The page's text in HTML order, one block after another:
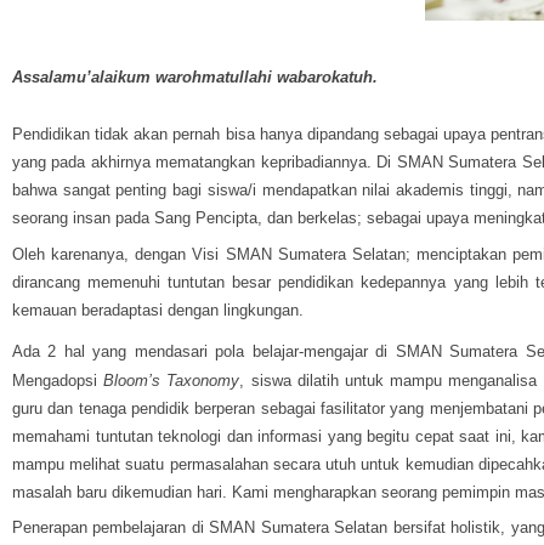
Assalamu’alaikum warohmatullahi wabarokatuh.
Pendidikan tidak akan pernah bisa hanya dipandang sebagai upaya
yang pada akhirnya mematangkan kepribadiannya. Di SMAN Sumatera
bahwa sangat penting bagi siswa/i mendapatkan nilai akademis tinggi,
seorang insan pada Sang Pencipta, dan berkelas; sebagai upaya
Oleh karenanya, dengan Visi SMAN Sumatera Selatan; menciptakan
dirancang memenuhi tuntutan besar pendidikan kedepannya yang
kemauan beradaptasi dengan lingkungan.
Ada 2 hal yang mendasari pola belajar-mengajar di SMAN Sumatera
Mengadopsi Bloom’s Taxonomy , siswa dilatih untuk mampu
guru dan tenaga pendidik berperan sebagai fasilitator yang
memahami tuntutan teknologi dan informasi yang begitu cepat saat ini,
mampu melihat suatu permasalahan secara utuh untuk kemudian
masalah baru dikemudian hari. Kami mengharapkan seorang pemimpin
Penerapan pembelajaran di SMAN Sumatera Selatan bersifat holistik,